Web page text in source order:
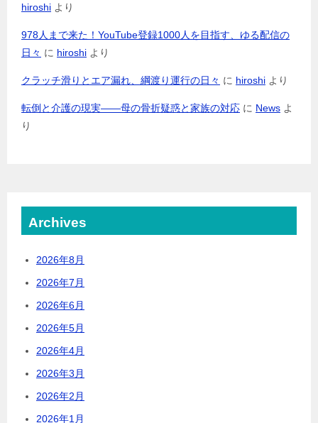
hiroshi より
978人まで来た！YouTube登録1000人を目指す、ゆる配信の
日々 に hiroshi より
クラッチ滑りとエア漏れ、綱渡り運行の日々 に hiroshi より
転倒と介護の現実――母の骨折疑惑と家族の対応 に News よ
り
Archives
2026年8月
2026年7月
2026年6月
2026年5月
2026年4月
2026年3月
2026年2月
2026年1月